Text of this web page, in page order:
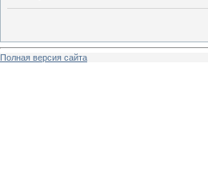
Полная версия сайта